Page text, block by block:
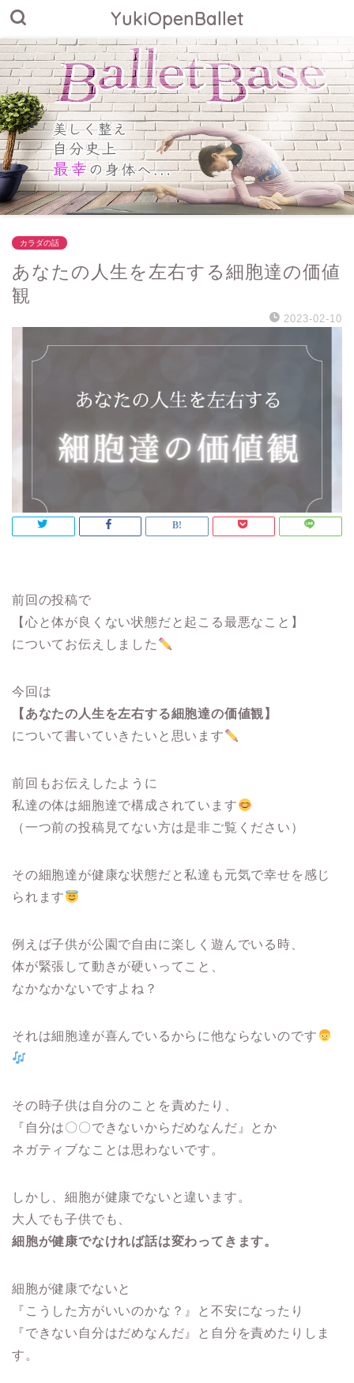
YukiOpenBallet
カラダの話
あなたの人生を左右する細胞達の価値
観
2023-02-10
前回の投稿で
【心と体が良くない状態だと起こる最悪なこと】
についてお伝えしました
今回は
【あなたの人生を左右する細胞達の価値観】
について書いていきたいと思います
前回もお伝えしたように
私達の体は細胞達で構成されています
（一つ前の投稿見てない方は是非ご覧ください）
その細胞達が健康な状態だと私達も元気で幸せを感じ
られます
例えば子供が公園で自由に楽しく遊んでいる時、
体が緊張して動きが硬いってこと、
なかなかないですよね？
それは細胞達が喜んでいるからに他ならないのです
その時子供は自分のことを責めたり、
『自分は〇〇できないからだめなんだ』とか
ネガティブなことは思わないです。
しかし、細胞が健康でないと違います。
大人でも子供でも、
細胞が健康でなければ話は変わってきます。
細胞が健康でないと
『こうした方がいいのかな？』と不安になったり
『できない自分はだめなんだ』と自分を責めたりしま
す。